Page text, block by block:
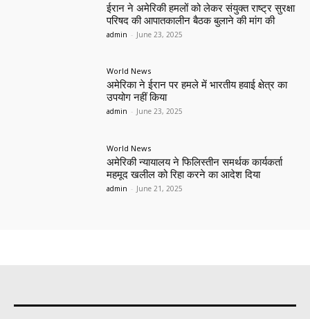
ईरान ने अमेरिकी हमलों को लेकर संयुक्त राष्ट्र सुरक्षा
परिषद की आपातकालीन बैठक बुलाने की मांग की
admin - June 23, 2025
World News
अमेरिका ने ईरान पर हमले में भारतीय हवाई क्षेत्र का
उपयोग नहीं किया
admin - June 23, 2025
World News
अमेरिकी न्यायालय ने फिलिस्तीन समर्थक कार्यकर्ता
महमूद खलील को रिहा करने का आदेश दिया
admin - June 21, 2025